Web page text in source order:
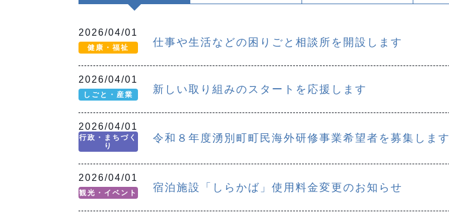
2026/04/01
健康・福祉 仕事や生活などの困りごと相談所を開設します
2026/04/01
しごと・産業 新しい取り組みのスタートを応援します
2026/04/01
行政・まちづく
り
令和８年度湧別町町民海外研修事業希望者を募集します
2026/04/01
観光・イベント 宿泊施設「しらかば」使用料金変更のお知らせ